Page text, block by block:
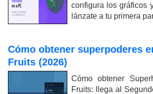
configura los gráficos
lánzate a tu primera
Cómo obtener superpoderes
Fruits (2026)
Cómo obtener
Fruits: llega al